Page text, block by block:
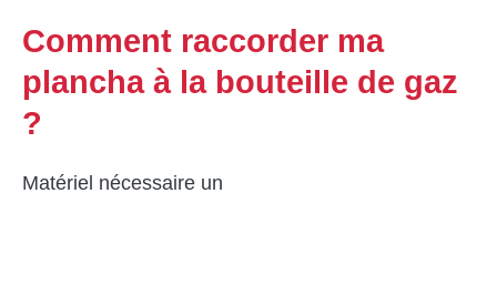
Comment raccorder ma
plancha à la bouteille de gaz
?
Matériel nécessaire un